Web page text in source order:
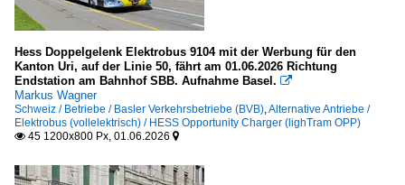
Hess Doppelgelenk Elektrobus 9104 mit der Werbung für den
Kanton Uri, auf der Linie 50, fährt am 01.06.2026 Richtung
Endstation am Bahnhof SBB. Aufnahme Basel. 
Markus Wagner
Schweiz / Betriebe / Basler Verkehrsbetriebe (BVB),Alternative Antriebe /
Elektrobus (vollelektrisch) / HESS Opportunity Charger (lighTram OPP)
 45 1200x800 Px, 01.06.2026 